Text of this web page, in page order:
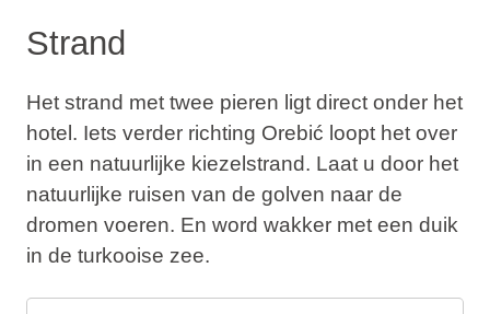
Strand
Het strand met twee pieren ligt direct onder het
hotel. Iets verder richting Orebić loopt het over
in een natuurlijke kiezelstrand. Laat u door het
natuurlijke ruisen van de golven naar de
dromen voeren. En word wakker met een duik
in de turkooise zee.